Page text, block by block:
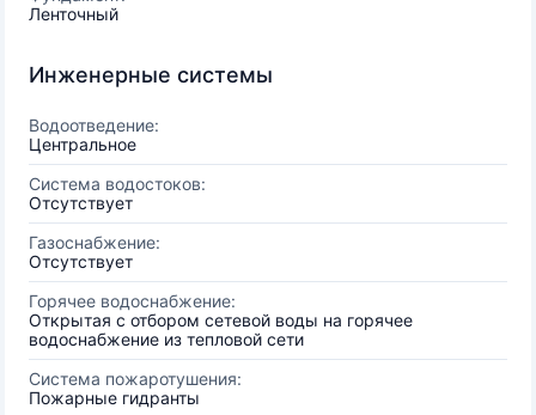
Ленточный
Инженерные системы
Водоотведение:
Центральное
Система водостоков:
Отсутствует
Газоснабжение:
Отсутствует
Горячее водоснабжение:
Открытая с отбором сетевой воды на горячее
водоснабжение из тепловой сети
Система пожаротушения:
Пожарные гидранты